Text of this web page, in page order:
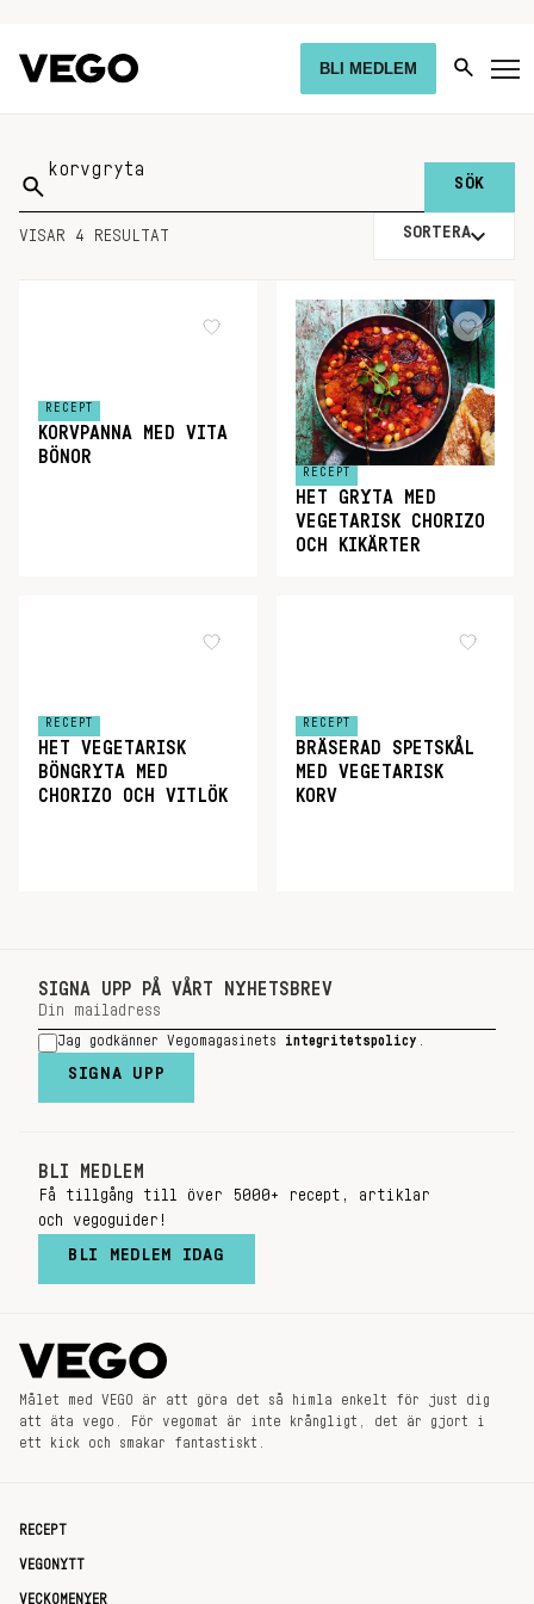
BLI MEDLEM
Sök
på:
VISAR 4 RESULTAT SORTERA
RECEPT
KORVPANNA MED VITA
BÖNOR
RECEPT
HET GRYTA MED
VEGETARISK CHORIZO
OCH KIKÄRTER
RECEPT
HET VEGETARISK
BÖNGRYTA MED
CHORIZO OCH VITLÖK
RECEPT
BRÄSERAD SPETSKÅL
MED VEGETARISK
KORV
SIGNA UPP PÅ VÅRT NYHETSBREV
Jag godkänner Vegomagasinets integritetspolicy
SIGNA UPP
BLI MEDLEM
Få tillgång till över 5000+ recept, artiklar
och vegoguider!
BLI MEDLEM IDAG
Målet med VEGO är att göra det så himla enkelt för just dig
att äta vego. För vegomat är inte krångligt, det är gjort i
ett kick och smakar fantastiskt.
RECEPT
VEGONYTT
VECKOMENYER